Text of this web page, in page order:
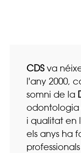
CDSva
l'any 2000,
somni de la
odontologia
i qualitat en
els anys ha